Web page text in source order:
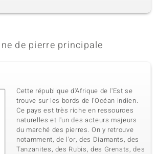
de pierre principale
Cette république d'Afrique de l'Est se
trouve sur les bords de l'Océan indien.
Ce pays est très riche en ressources
naturelles et l'un des acteurs majeurs
du marché des pierres. On y retrouve
notamment, de l'or, des Diamants, des
Tanzanites, des Rubis, des Grenats, des